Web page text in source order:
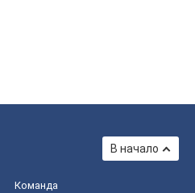
В начало
Команда